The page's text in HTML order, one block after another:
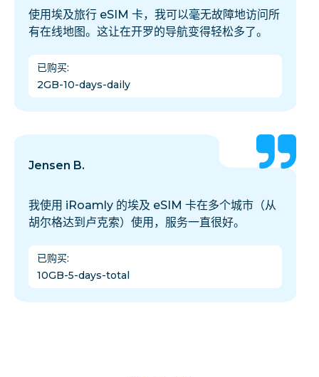
使用埃及旅行 eSIM 卡，我可以毫无故障地访问所
有在线地图。这让在开罗的导航变得轻松多了。
已购买:
2GB-10-days-daily
Jensen B.
我使用 iRoamly 的埃及 eSIM 卡在多个城市（从
胡尔格达到卢克索）使用，服务一直很好。
已购买:
10GB-5-days-total